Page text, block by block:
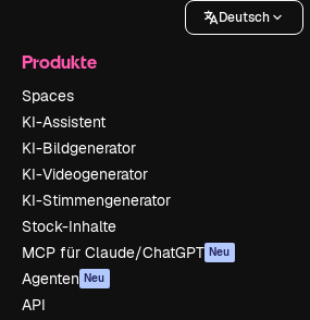
Deutsch
Produkte
Spaces
KI-Assistent
KI-Bildgenerator
KI-Videogenerator
KI-Stimmengenerator
Stock-Inhalte
MCP für Claude/ChatGPT Neu
Agenten Neu
API